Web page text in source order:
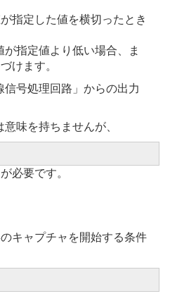
指定した値を横切ったとき
指定値より低い場合、ま
けます。
号処理回路」からの出力
味を持ちませんが、
必要です。
キャプチャを開始する条件